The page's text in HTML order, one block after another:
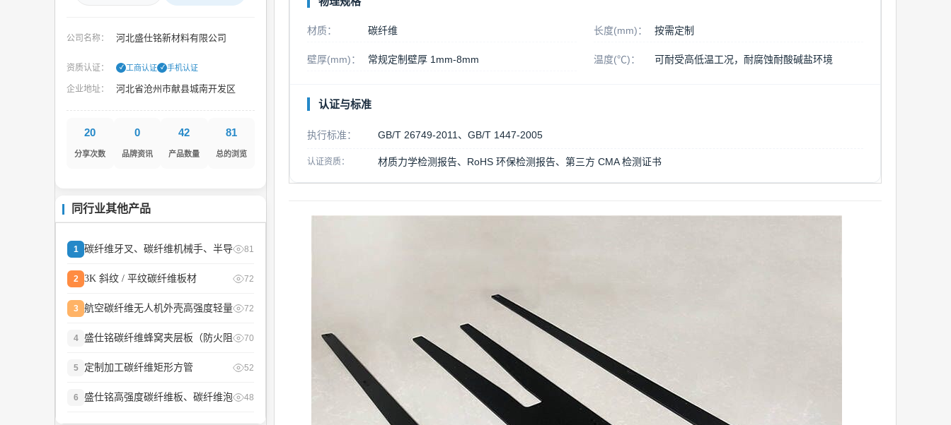
公司名称： 河北盛仕铭新材料有限公司
资质认证： ✓ 工商认证 ✓ 手机认证
企业地址： 河北省沧州市献县城南开发区
20
分享次数
0
品牌资讯
42
产品数量
81
总的浏览
同行业其他产品
1 碳纤维牙叉、碳纤维机械手、半导 81
2 3K 斜纹 / 平纹碳纤维板材 72
3 航空碳纤维无人机外壳高强度轻量 72
4 盛仕铭碳纤维蜂窝夹层板（防火阻 70
5 定制加工碳纤维矩形方管 52
6 盛仕铭高强度碳纤维板、碳纤维泡 48
材质： 碳纤维 长度(mm)： 按需定制
壁厚(mm)： 常规定制壁厚 1mm-8mm 温度(℃)： 可耐受高低温工况，耐腐蚀耐酸碱盐环境
认证与标准
执行标准： GB/T 26749-2011、GB/T 1447-2005
认证资质： 材质力学检测报告、RoHS 环保检测报告、第三方 CMA 检测证书